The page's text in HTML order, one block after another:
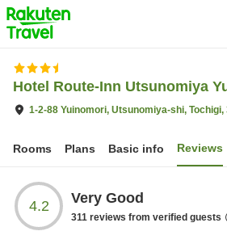
to
top
page
Hotel Route-Inn Utsunomiya
1-2-88 Yuinomori, Utsunomiya-shi, Tochigi,
Rooms Plans Basic info Reviews
4.2 Very Good
311 reviews from verified guests